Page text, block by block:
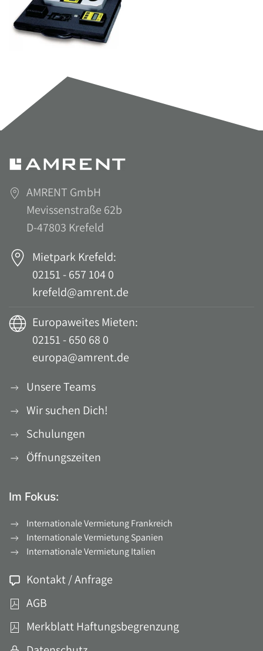
AMRENT GmbH
Mevissenstraße 62b
D-47803 Krefeld
Mietpark Krefeld:
02151 - 657 104 0
krefeld@amrent.de
Europaweites Mieten:
02151 - 650 68 0
europa@amrent.de
Unsere Teams
Wir suchen Dich!
Schulungen
Öffnungszeiten
Im Fokus:
Internationale Vermietung Frankreich
Internationale Vermietung Spanien
Internationale Vermietung Italien
Kontakt / Anfrage
AGB
Merkblatt Haftungsbegrenzung